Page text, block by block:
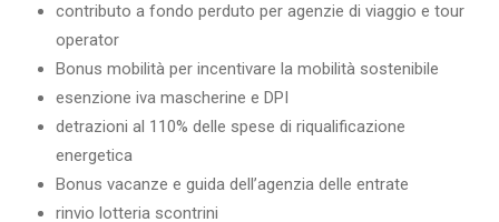
contributo a fondo perduto per agenzie di viaggio e tour
operator
Bonus mobilità per incentivare la mobilità sostenibile
esenzione iva mascherine e DPI
detrazioni al 110% delle spese di riqualificazione
energetica
Bonus vacanze e guida dell’agenzia delle entrate
rinvio lotteria scontrini